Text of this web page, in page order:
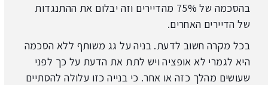
בהסכמה של 75% מהדיירים וזה יבלום את ההתנגדות
של הדיירים האחרים.
בכל מקרה חשוב לדעת. בניה על גג משותף ללא הסכמה
היא לגמרי לא אופציה ויש לתת את הדעת על כך לפני
שעושים מהלך כזה או אחר. כי בנייה כזו עלולה להסתיים